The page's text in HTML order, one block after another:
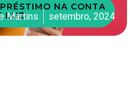
NA CONTA
LUZ
Martins setembro, 2024